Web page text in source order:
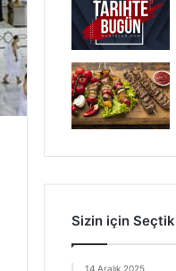
Sizin için
14 Aralık 2025